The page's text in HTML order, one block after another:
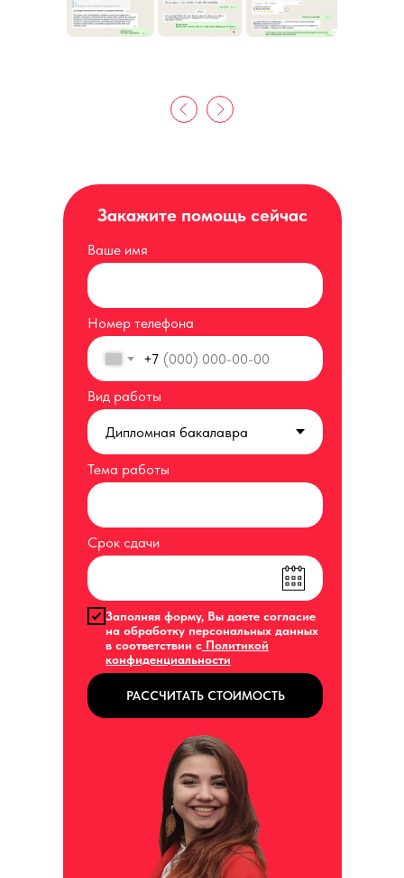
Закажите помощь сейчас
Ваше имя
Номер телефона
+7
Вид работы
Тема работы
Срок сдачи
Заполняя форму, Вы даете согласие
на обработку персональных данных
в соответствии с Политикой
конфиденциальности
РАССЧИТАТЬ СТОИМОСТЬ